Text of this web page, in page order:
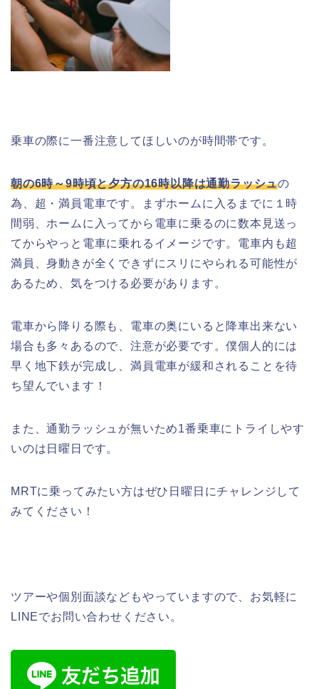
乗車の際に一番注意してほしいのが時間帯です。
朝の6時～9時頃と夕方の16時以降は通勤ラッシュの
為、超・満員電車です。まずホームに入るまでに１時
間弱、ホームに入ってから電車に乗るのに数本見送っ
てからやっと電車に乗れるイメージです。電車内も超
満員、身動きが全くできずにスリにやられる可能性が
あるため、気をつける必要があります。
電車から降りる際も、電車の奥にいると降車出来ない
場合も多々あるので、注意が必要です。僕個人的には
早く地下鉄が完成し、満員電車が緩和されることを待
ち望んでいます！
また、通勤ラッシュが無いため1番乗車にトライしやす
いのは日曜日です。
MRTに乗ってみたい方はぜひ日曜日にチャレンジして
みてください！
ツアーや個別面談などもやっていますので、お気軽に
LINEでお問い合わせください。